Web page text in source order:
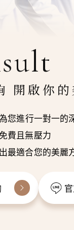
開啟你的
您進行一對一的
費且無壓力
最適合您的美麗